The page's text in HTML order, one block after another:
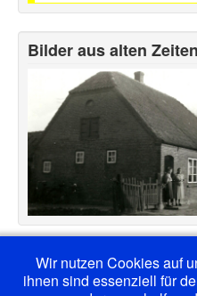
Bilder aus alten Zeiten
Wir nutzen Cookies auf
ihnen sind essenziell für